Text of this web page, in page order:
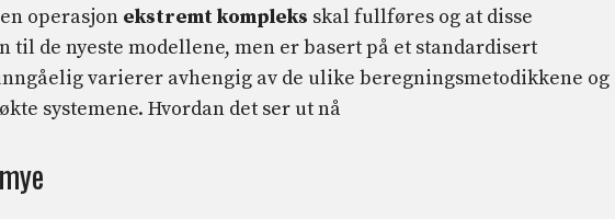
operasjon ekstremt kompleks skal fullføres og at disse
til de nyeste modellene, men er basert på et standardisert
varierer avhengig av de ulike beregningsmetodikkene og
systemene. Hvordan det ser ut nå